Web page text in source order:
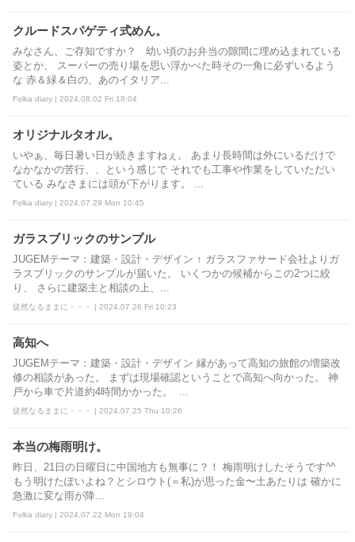
クルードスパゲティ式めん。
みなさん、ご存知ですか？ 幼い頃のお弁当の隙間に埋め込まれている
姿とか、 スーパーの売り場を思い浮かべた時その一角に必ずいるよう
な 赤＆緑＆白の、あのイタリア...
Folka diary | 2024.08.02 Fri 18:04
オリジナルタオル。
いやぁ、毎日暑い日が続きますねぇ。 あまり長時間は外にいるだけで
なかなかの苦行、、という感じで それでも工事や作業をしていただい
ている みなさまには頭が下がります。 ...
Folka diary | 2024.07.29 Mon 10:45
ガラスブリックのサンプル
JUGEMテーマ：建築・設計・デザイン ↑ ガラスファサード会社よりガ
ラスブリックのサンプルが届いた。 いくつかの候補からこの2つに絞
り、 さらに建築主と相談の上、...
徒然なるままに・・・ | 2024.07.26 Fri 10:23
高知へ
JUGEMテーマ：建築・設計・デザイン 縁があって高知の旅館の増築改
修の相談があった。 まずは現場確認ということで高知へ向かった。 神
戸から車で片道約4時間かかった。 ...
徒然なるままに・・・ | 2024.07.25 Thu 10:26
本当の梅雨明け。
昨日、21日の日曜日に中国地方も無事に？！ 梅雨明けしたそうです^^
もう明けたぽいよね？とシロウト(＝私)が思った金〜土あたりは 確かに
急激に変な雨が降...
Folka diary | 2024.07.22 Mon 19:04